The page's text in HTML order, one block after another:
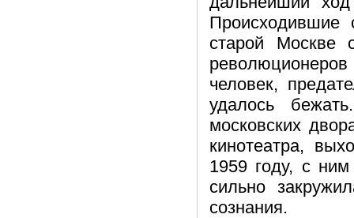
старой Москве
революционеров
человек,
удалось
московских
кинотеатра,
1959 году, с
сильно
сознания.